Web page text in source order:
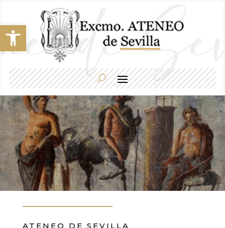
Abrir barra de herramientas
ATENEO DE SEVILLA